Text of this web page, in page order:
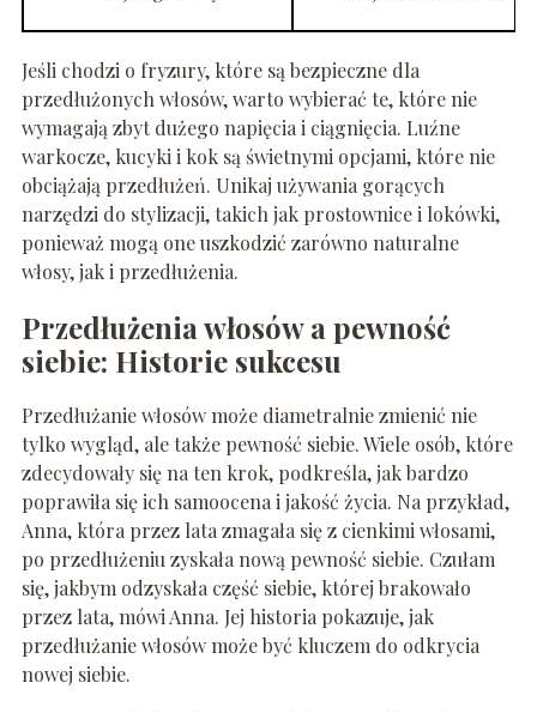
Jeśli chodzi o fryzury, które są bezpieczne dla
przedłużonych włosów, warto wybierać te, które nie
wymagają zbyt dużego napięcia i ciągnięcia. Luźne
warkocze, kucyki i kok są świetnymi opcjami, które nie
obciążają przedłużeń. Unikaj używania gorących
narzędzi do stylizacji, takich jak prostownice i lokówki,
ponieważ mogą one uszkodzić zarówno naturalne
włosy, jak i przedłużenia.
Przedłużenia włosów a pewność
siebie: Historie sukcesu
Przedłużanie włosów może diametralnie zmienić nie
tylko wygląd, ale także pewność siebie. Wiele osób, które
zdecydowały się na ten krok, podkreśla, jak bardzo
poprawiła się ich samoocena i jakość życia. Na przykład,
Anna, która przez lata zmagała się z cienkimi włosami,
po przedłużeniu zyskała nową pewność siebie. Czułam
się, jakbym odzyskała część siebie, której brakowało
przez lata, mówi Anna. Jej historia pokazuje, jak
przedłużanie włosów może być kluczem do odkrycia
nowej siebie.